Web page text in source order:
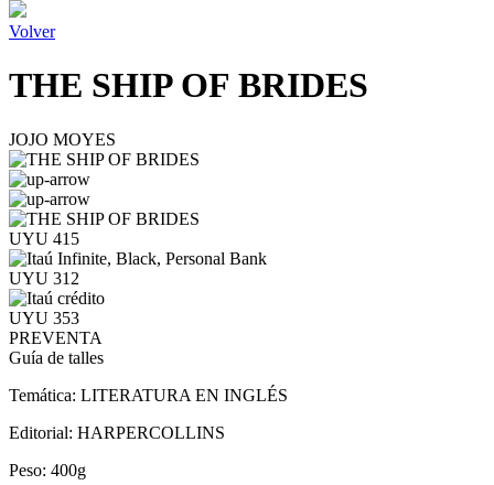
Volver
THE SHIP OF BRIDES
JOJO MOYES
UYU 415
UYU 312
UYU 353
PREVENTA
Guía de talles
Temática: LITERATURA EN INGLÉS
Editorial: HARPERCOLLINS
Peso: 400g